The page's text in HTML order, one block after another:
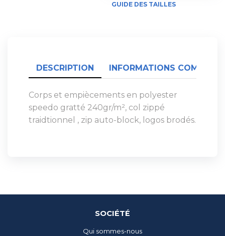
GUIDE DES TAILLES
DESCRIPTION INFORMATIONS
Corps et empiècements en polyester
speedo gratté 240gr/m², col zippé
traidtionnel , zip auto-block, logos brodés.
SOCIÉTÉ
Qui sommes-nous